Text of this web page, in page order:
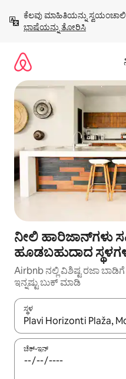
ಹೋಗಿ
ಕೆಲವು ಮಾಹಿತಿಯನ್ನು
ಭಾಷೆಯನ್ನು ತೋರಿಸಿ
ನೀಲಿ ಹಾರಿಜಾನ್‌ಗಳು
ಹೂಡಬಹುದಾದ
Airbnb ನಲ್ಲಿ ವಿಶಿಷ್ಟ ರಜಾ
ಇನ್ನಷ್ಟು ಬುಕ್ ಮಾಡಿ
ಸ್ಥಳ
ಫಲಿತಾಂಶಗಳು ಲಭ್ಯವಿರುವಾಗ,
ಚೆಕ್-ಇನ್